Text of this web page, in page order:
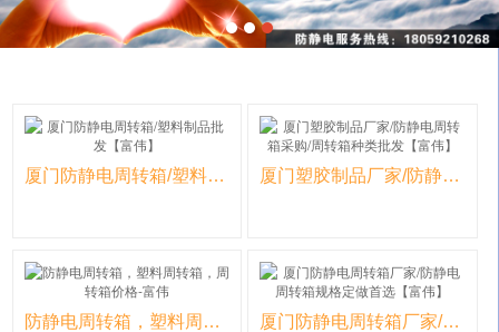
厦门防静电周转箱/塑料制品批发【富伟】 厦门塑胶制品厂家/防静电周转箱采购/周转箱种类批发【富伟】
防静电周转箱，塑料周转箱，周转箱价格-富伟 厦门防静电周转箱厂家/防静电周转箱规格定做首选【富伟】